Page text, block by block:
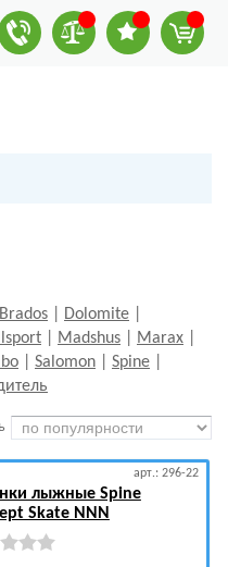
Brados Dolomite
Madshus Marax
Salomon Spine
арт.: 296-22
лыжные Spine
Skate NNN